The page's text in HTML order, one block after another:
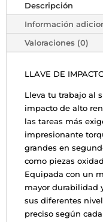
Descripción
Información
Valoraciones (0)
LLAVE DE
Lleva tu trabajo al
impacto de alto
las tareas más
impresionante
grandes en
como piezas
Equipada con un
mayor durabilidad
sus diferentes
preciso según